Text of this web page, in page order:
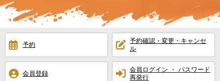
予約
予約確認・変更・キャンセ
ル
会員登録
会員ログイン ・ パスワード
再発行